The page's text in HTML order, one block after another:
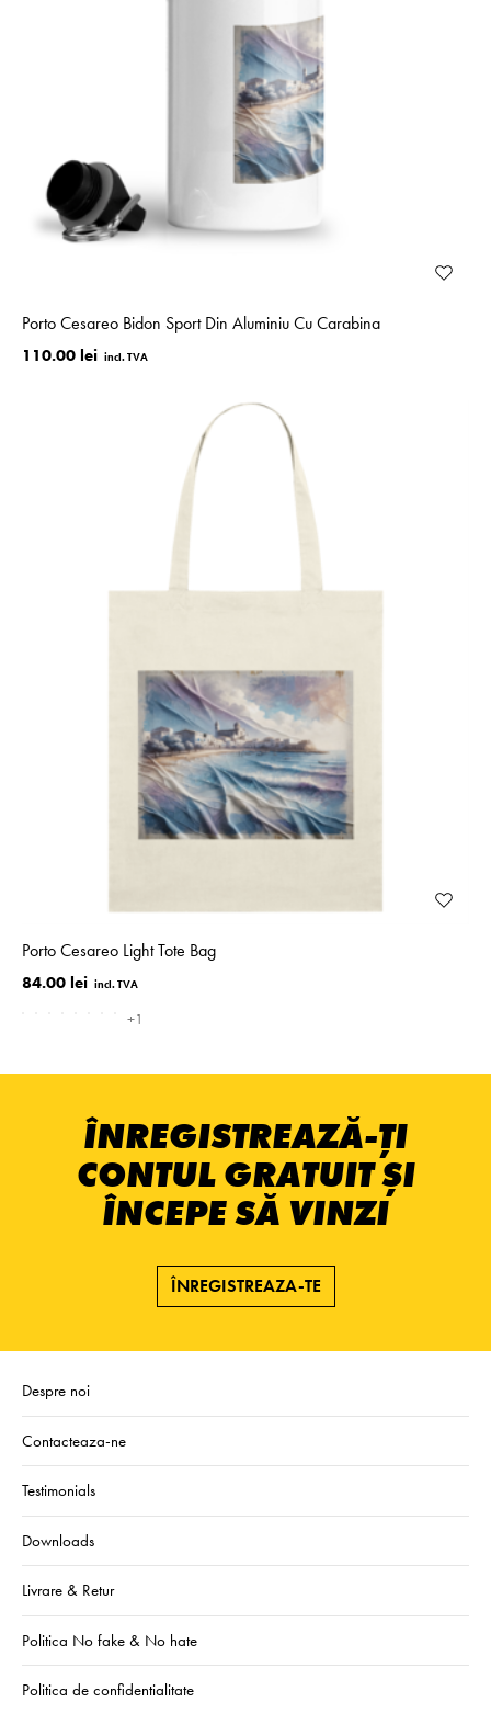
Porto Cesareo Bidon Sport Din Aluminiu Cu Carabina
110.00 lei
Porto Cesareo Light Tote Bag
84.00 lei
+1
ÎNREGISTREAZĂ-ȚI
CONTUL GRATUIT ȘI
ÎNCEPE SĂ VINZI
ÎNREGISTREAZA-TE
Despre noi
Contacteaza-ne
Testimonials
Downloads
Livrare & Retur
Politica No fake & No hate
Politica de confidentialitate